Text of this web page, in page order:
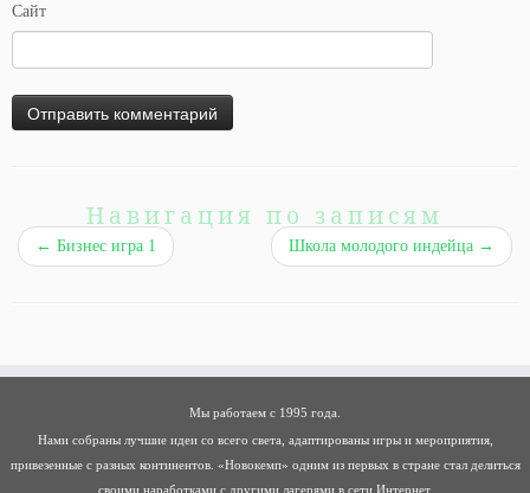
Сайт
Навигация по записям
← Бизнес игра 1 Школа молодого индейца →
Мы работаем с 1995 года.
Нами собраны лучшие идеи со всего света, адаптированы игры и мероприятия,
привезенные с разных континентов. «Новокемп» одним из первых в стране стал делиться
своими наработками с другими лагерями в сети Интернет.